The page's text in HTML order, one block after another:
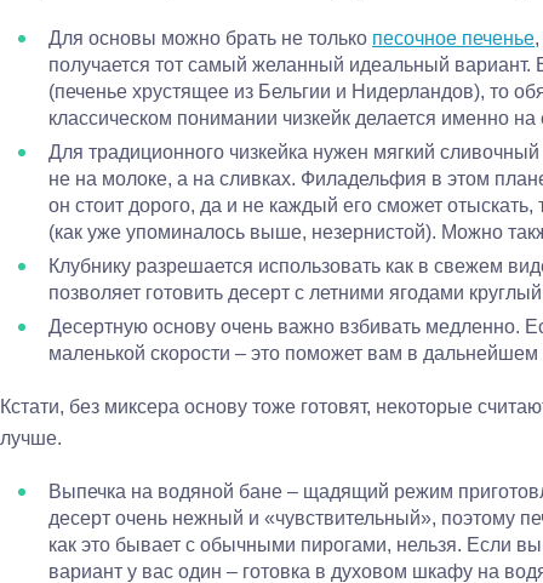
Для основы можно брать не только песочное печенье
получается тот самый желанный идеальный вариант.
(печенье хрустящее из Бельгии и Нидерландов), то
классическом понимании чизкейк делается именно на
Для традиционного чизкейка нужен мягкий
не на молоке, а на сливках. Филадельфия в этом
он стоит дорого, да и не каждый его сможет
(как уже упоминалось выше, незернистой). Можно
Клубнику разрешается использовать как в свежем
позволяет готовить десерт с летними ягодами
Десертную основу очень важно взбивать медленно.
маленькой скорости – это поможет вам в
Кстати, без миксера основу тоже готовят, некоторые
лучше.
Выпечка на водяной бане – щадящий режим
десерт очень нежный и «чувствительный», поэтому
как это бывает с обычными пирогами, нельзя. Если
вариант у вас один – готовка в духовом шкафу на